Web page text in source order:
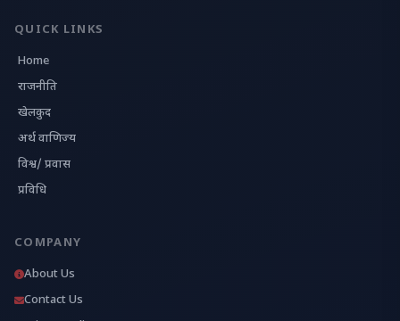
QUICK LINKS
Home
राजनीति
खेलकुद
अर्थ वाणिज्य
विश्व/ प्रवास
प्रविधि
COMPANY
About Us
Contact Us